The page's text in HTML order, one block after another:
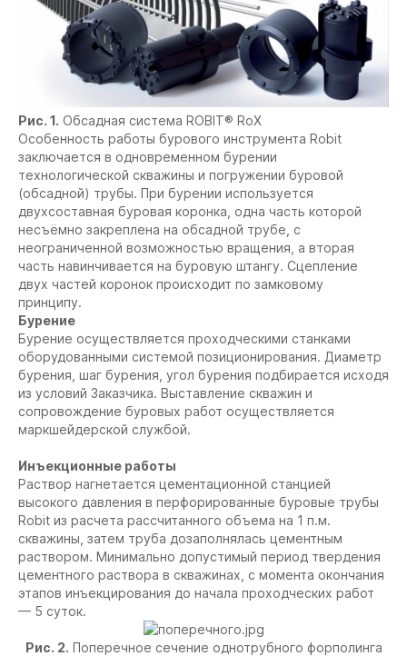
Рис. 1. Обсадная система ROBIT® RoX
Особенность работы бурового инструмента Robit
заключается в одновременном бурении
технологической скважины и погружении буровой
(обсадной) трубы. При бурении используется
двухсоставная буровая коронка, одна часть которой
несъёмно закреплена на обсадной трубе, с
неограниченной возможностью вращения, а вторая
часть навинчивается на буровую штангу. Сцепление
двух частей коронок происходит по замковому
принципу.
Бурение
Бурение осуществляется проходческими станками
оборудованными системой позиционирования. Диаметр
бурения, шаг бурения, угол бурения подбирается исходя
из условий Заказчика. Выставление скважин и
сопровождение буровых работ осуществляется
маркшейдерской службой.
Инъекционные работы
Раствор нагнетается цементационной станцией
высокого давления в перфорированные буровые трубы
Robit из расчета рассчитанного объема на 1 п.м.
скважины, затем труба дозаполнялась цементным
раствором. Минимально допустимый период твердения
цементного раствора в скважинах, с момента окончания
этапов инъекцирования до начала проходческих работ
— 5 суток.
Рис. 2. Поперечное сечение однотрубного форполинга